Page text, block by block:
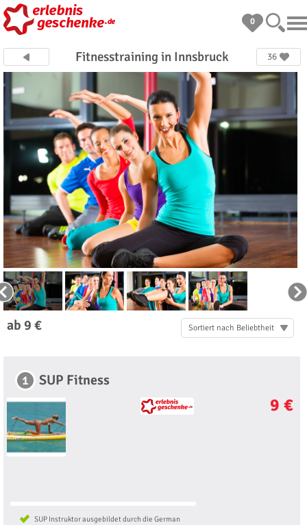
0
Fitnesstraining in Innsbruck 36
ab 9 € Sortiert nach Beliebtheit
1 SUP Fitness
9 €
SUP Instruktor ausgebildet durch die German